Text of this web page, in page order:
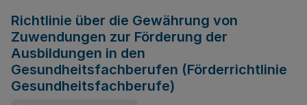
Richtlinie über die Gewährung von
Zuwendungen zur Förderung der
Ausbildungen in den
Gesundheitsfachberufen (Förderrichtlinie
Gesundheitsfachberufe)